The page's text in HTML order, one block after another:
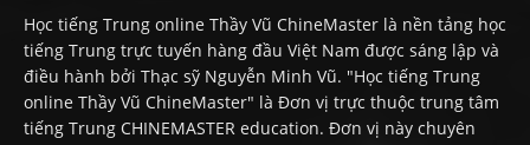
Học tiếng Trung online Thầy Vũ ChineMaster là nền tảng học
tiếng Trung trực tuyến hàng đầu Việt Nam được sáng lập và
điều hành bởi Thạc sỹ Nguyễn Minh Vũ. "Học tiếng Trung
online Thầy Vũ ChineMaster" là Đơn vị trực thuộc trung tâm
tiếng Trung CHINEMASTER education. Đơn vị này chuyên